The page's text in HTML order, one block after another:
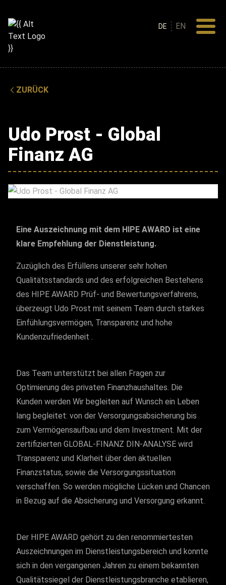
DE EN
ZURÜCK
Udo Prost - Global
Finanz AG
Eine Auszeichnung mit dem HIPE AWARD ist eine
klare Empfehlung der Dienstleistung.
Zuzüglich des Erfüllens unserer sehr hohen
Qualitätsstandards und des erfolgreichen Bestehens
des HIPE AWARD Prüf- und Bewertungsverfahrens,
überzeugt Udo Prost mit seinem Team durch starkes
Einfühlungsvermögen, Transparenz und hohe
Kundenzufriedenheit .
Das Team unterstützt bei allen Fragen zur
Optimierung des privaten Finanzhaushaltes. Die
Kunden werden Wir begleiten auf Wunsch ein Leben
lang begleitet: von der Versorgungsabsicherung bis
zum Vermögensaufbau und dem Investment. Mit der
zertifizierten GLOBAL-FINANZ DIN-ANALYSE wird
Transparenz und Klarheit über den aktuellen
Finanzstatus, sowie die Versorgungssituation
verschaffen. So werden mögliche Lücken und Chancen
in Bezug auf die Absicherung und Versorgung erkannt.
Der HIPE AWARD gehört zu den renommiertesten
Auszeichnungen im Dienstleistungsbereich und konnte
sich in den vergangenen Jahren zu einem bekannten
Qualitätssiegel der Dienstleistungsbranche etablieren,